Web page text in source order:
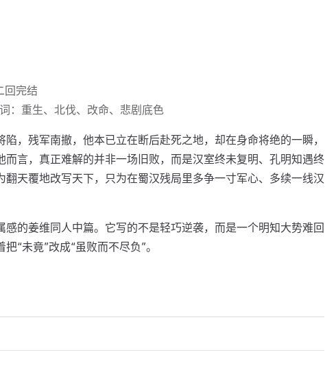
回完结
：重生、北伐、改命、悲剧底色
，残军南撤，他本已立在断后赴死之地，却在身命将绝的一瞬，
而言，真正难解的并非一场旧败，而是汉室终未复明、孔明知遇终
翻天覆地改写天下，只为在蜀汉残局里多争一寸军心、多续一线汉
的姜维同人中篇。它写的不是轻巧逆袭，而是一个明知大势难回
“未竟”改成“虽败而不尽负”。